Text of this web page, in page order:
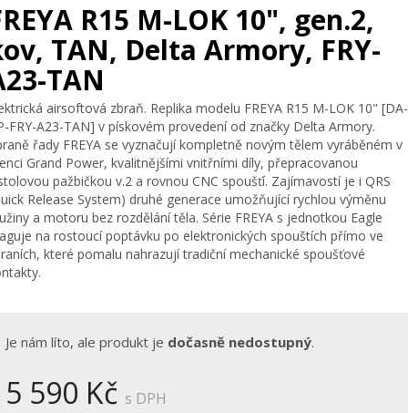
R15 M-LOK 10", gen.2,
TAN, Delta Armory, FRY-
TAN
airsoftová zbraň. Replika modelu FREYA R15 M-LOK 10" [DA-
FRY-A23-TAN] v pískovém provedení od značky Delta Armory.
řady FREYA se vyznačují kompletně novým tělem vyráběném v
Grand Power, kvalitnějšími vnitřními díly, přepracovanou
pažbičkou v.2 a rovnou CNC spoušťí. Zajímavostí je i QRS
Release System) druhé generace umožňující rychlou výměnu
a motoru bez rozdělání těla. Série FREYA s jednotkou Eagle
na rostoucí poptávku po elektronických spouštích přímo ve
které pomalu nahrazují tradiční mechanické spoušťové
Je nám líto, ale produkt je dočasně nedostupný.
5 590 Kč s DPH